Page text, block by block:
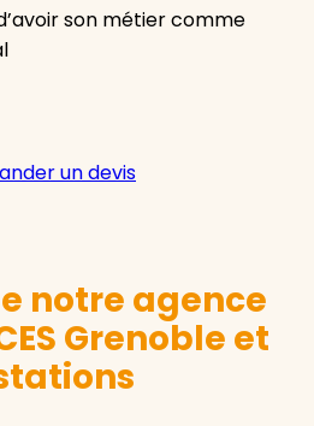
son métier comme
un devis
notre agence
Grenoble et